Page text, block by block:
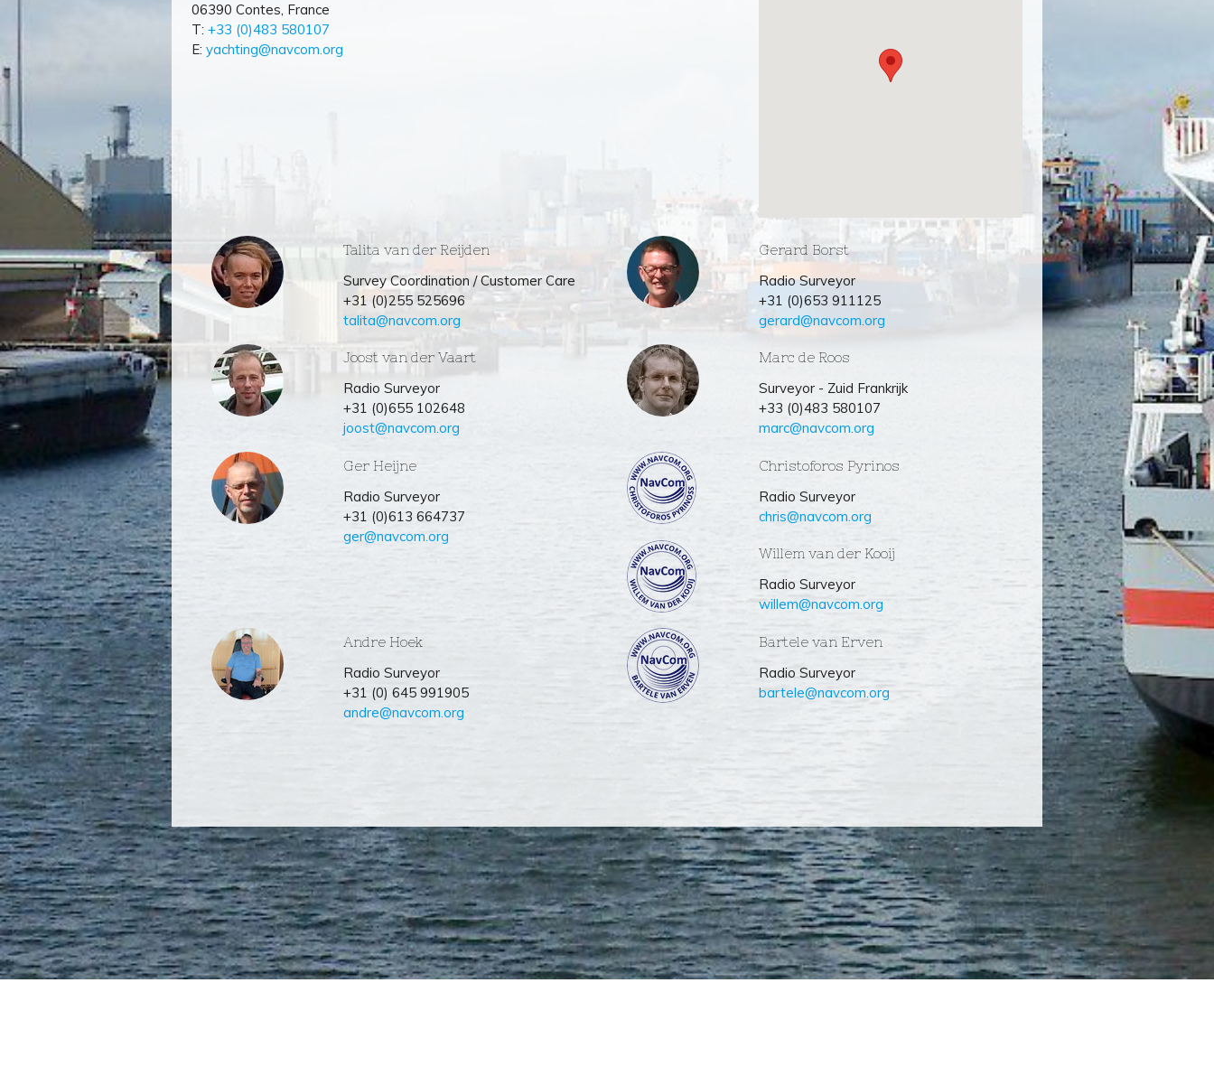
06390 Contes, France
T: +33 (0)483 580107
E: yachting@navcom.org
Talita van der Reijden
Survey Coordination / Customer Care
+31 (0)255 525696
talita@navcom.org
Gerard Borst
Radio Surveyor
+31 (0)653 911125
gerard@navcom.org
Joost van der Vaart
Radio Surveyor
+31 (0)655 102648
joost@navcom.org
Marc de Roos
Surveyor - Zuid Frankrijk
+33 (0)483 580107
marc@navcom.org
Ger Heijne
Radio Surveyor
+31 (0)613 664737
ger@navcom.org
Christoforos Pyrinos
Radio Surveyor
chris@navcom.org
Willem van der Kooij
Radio Surveyor
willem@navcom.org
Andre Hoek
Radio Surveyor
+31 (0) 645 991905
andre@navcom.org
Bartele van Erven
Radio Surveyor
bartele@navcom.org